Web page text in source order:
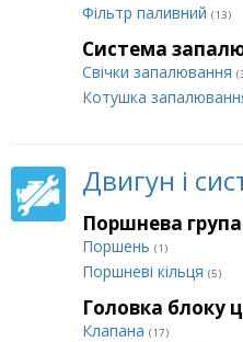
Фільтр паливний (13)
Система
Свічки запалювання
Котушка
Двигун і
Поршнева група
Поршень (1)
Поршневі кільця (5)
Головка блоку
Клапана (17)